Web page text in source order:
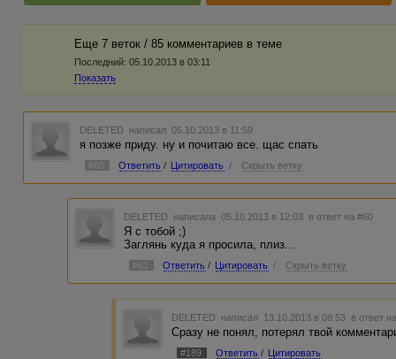
Еще 7 веток / 85 комментариев в темe
Последний: 05.10.2013 в 03:11
Показать
DELETED написал 05.10.2013 в 11:59
я позже приду. ну и почитаю все. щас спать
#60 Ответить / Цитировать / Скрыть ветку
DELETED написала 05.10.2013 в 12:03 в ответ на #60
Я с тобой ;)
Заглянь куда я просила, плиз...
#61 Ответить / Цитировать / Скрыть ветку
DELETED написал 13.10.2013 в 08:53 в ответ
Сразу не понял, потерял твой
#189 Ответить / Цитировать